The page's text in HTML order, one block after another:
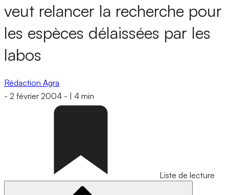
veut relancer la recherche pour
les espèces délaissées par les
labos
Rédaction Agra
- 2 février 2004 - 4 min
Liste de lecture